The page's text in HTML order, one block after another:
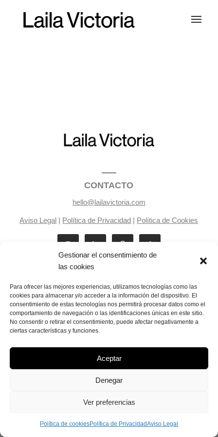
Gestionar el consentimiento de
las cookies
Para ofrecer las mejores experiencias, utilizamos tecnologías como las
cookies para almacenar y/o acceder a la información del dispositivo. El
consentimiento de estas tecnologías nos permitirá procesar datos como el
comportamiento de navegación o las identificaciones únicas en este sitio.
No consentir o retirar el consentimiento, puede afectar negativamente a
ciertas características y funciones.
Aceptar
Denegar
Ver preferencias
Política de cookiesPolítica de PrivacidadAviso Legal
CONTACTO
hello@lailavictoria.com
Aviso Legal | Política de Privacidad | Política de Cookies
Laila Victoria © copyright 2025